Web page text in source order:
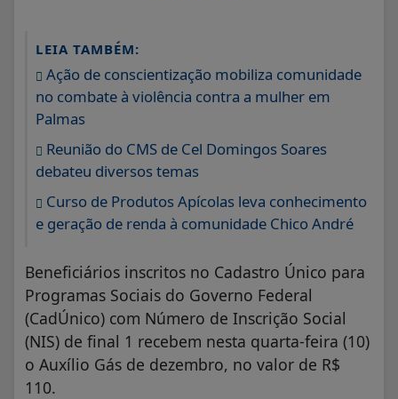
LEIA TAMBÉM:
Ação de conscientização mobiliza comunidade
no combate à violência contra a mulher em
Palmas
Reunião do CMS de Cel Domingos Soares
debateu diversos temas
Curso de Produtos Apícolas leva conhecimento
e geração de renda à comunidade Chico André
Beneficiários inscritos no Cadastro Único para
Programas Sociais do Governo Federal
(CadÚnico) com Número de Inscrição Social
(NIS) de final 1 recebem nesta quarta-feira (10)
o Auxílio Gás de dezembro, no valor de R$
110.